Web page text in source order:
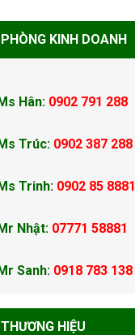
PHÒNG KINH DOANH
Hân: 0902 791 288
Trúc: 0902 387 288
Trinh: 0902 85 8881
Nhật: 07771 58881
Sanh: 0918 783 138
THƯƠNG HIỆU